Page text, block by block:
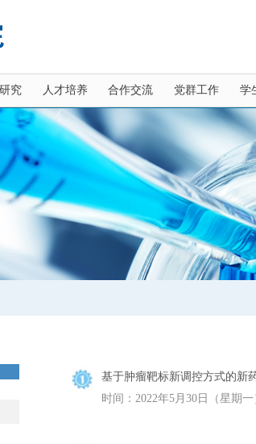
究 人才培养 合作交流 党群工作 学
基于肿瘤靶标新调控方式的新
时间：2022年5月30日（星期